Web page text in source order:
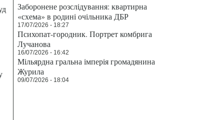
Заборонене розслідування: квартирна
«схема» в родині очільника ДБР
17/07/2026 - 18:27
Психопат-городник. Портрет комбрига
Лучанова
16/07/2026 - 16:42
Мільярдна гральна імперія громадянина
Журила
09/07/2026 - 18:04